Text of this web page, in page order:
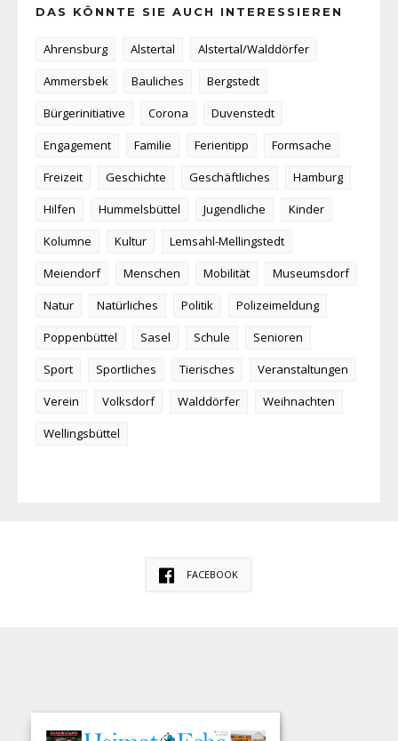
DAS KÖNNTE SIE AUCH INTERESSIEREN
Ahrensburg Alstertal
Alstertal/Walddörfer
Ammersbek
Bauliches
Bergstedt
Bürgerinitiative
Corona
Duvenstedt
Engagement
Familie Ferientipp
Formsache
Freizeit
Geschichte Geschäftliches
Hamburg
Hilfen
Hummelsbüttel Jugendliche
Kinder
Kolumne
Kultur
Lemsahl-Mellingstedt
Meiendorf
Menschen Mobilität
Museumsdorf
Natur
Natürliches Politik
Polizeimeldung
Poppenbüttel
Sasel Schule
Senioren
Sport
Sportliches Tierisches
Veranstaltungen
Verein
Volksdorf Walddörfer
Weihnachten
Wellingsbüttel
FACEBOOK